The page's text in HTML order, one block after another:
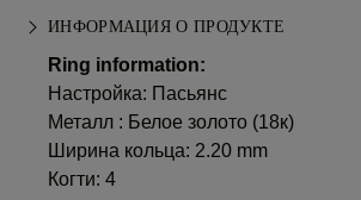
ИНФОРМАЦИЯ О ПРОДУКТЕ
Ring information:
Настройка: Пасьянс
Металл : Белое золото (18к)
Ширина кольца: 2.20 mm
Когти: 4